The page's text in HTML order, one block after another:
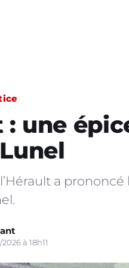
: une
a
à 18h11